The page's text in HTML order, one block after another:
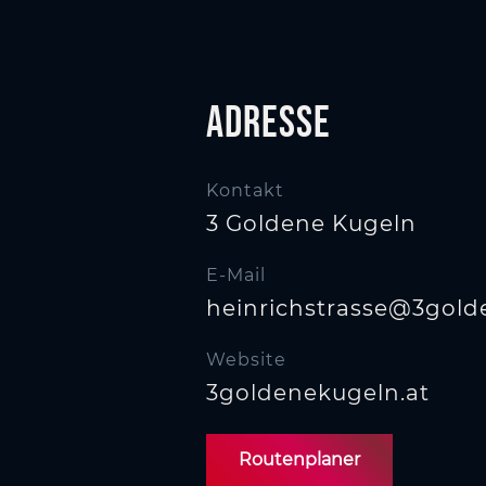
l
Adresse
Kontakt
3 Goldene Kugeln
E-Mail
Website
3goldenekugeln.at
Routenplaner